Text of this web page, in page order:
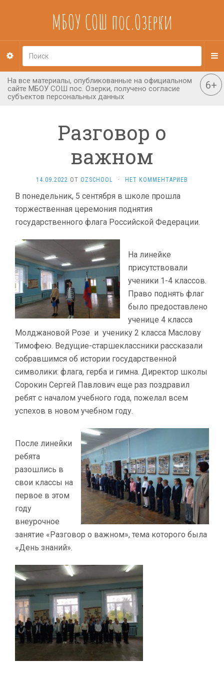
МБОУ СОШ пос.Озерки
Разговор о
важном
14.09.2022 ОТ OZSCHOOL · НЕТ КОММЕНТАРИЕВ
В понедельник, 5 сентября в школе прошла
торжественная церемония поднятия
государственного флага Российской Федерации.
На линейке
присутствовали
ученики 1-4 классов.
Право поднять флаг
было предоставлено
ученице 4 класса
Молджановой Розе и ученику 2 класса Маслову
Тимофею. Ведущие-старшеклассники рассказали
собравшимся об истории государственной
символики: флага, герба и гимна. Директор школы
Сорокин Сергей Павлович еще раз поздравил
ребят с началом учебного года, пожелал всем
успехов в новом учебном году.
После линейки
ребята
разошлись в
свои классы на
первое в этом
году
внеурочное
занятие «Разговор о важном», тема которого была
«День знаний».